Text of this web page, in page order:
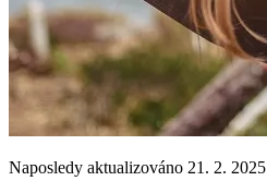
Naposledy aktualizováno 21. 2. 2025